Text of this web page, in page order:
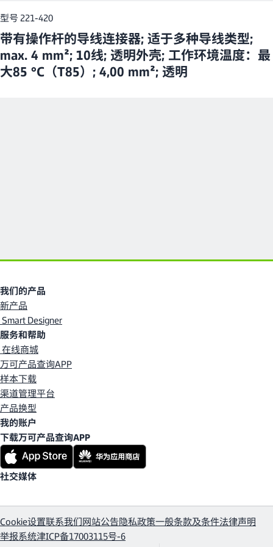
型号 221-420
带有操作杆的导线连接器; 适于多种导线类型;
max. 4 mm²; 10线; 透明外壳; 工作环境温度：最
大85 °C（T85）; 4,00 mm²; 透明
我们的产品
新产品
Smart Designer
服务和帮助
在线商城
万可产品查询APP
样本下载
渠道管理平台
产品换型
我的账户
下载万可产品查询APP
社交媒体
Cookie设置联系我们网站公告隐私政策一般条款及条件法律声明
举报系统津ICP备17003115号-6